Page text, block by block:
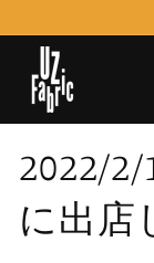
ン
Z
a
b
r
2022/2/
に出店